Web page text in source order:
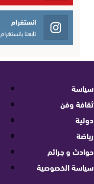
انستغرام
تابعنا بانستغرام
سياسة
ثقافة وفن
دولية
رياضة
حوادث و جرائم
سياسة الخصوصية